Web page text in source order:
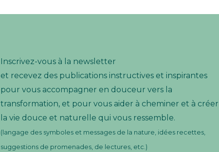
Inscrivez-vous à la newsletter
et recevez des publications instructives et inspirantes
pour vous accompagner en douceur vers la
transformation, et pour vous aider à cheminer et à créer
la vie douce et naturelle qui vous ressemble.
(langage des symboles et messages de la nature, idées recettes,
suggestions de promenades, de lectures, etc.)